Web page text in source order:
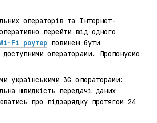
операторів та Інтернет-
перейти від одного
Fi роутер повинен бути
операторами. Пропонуємо
українськими 3G операторами:
швидкість передачі даних
про підзарядку протягом 24